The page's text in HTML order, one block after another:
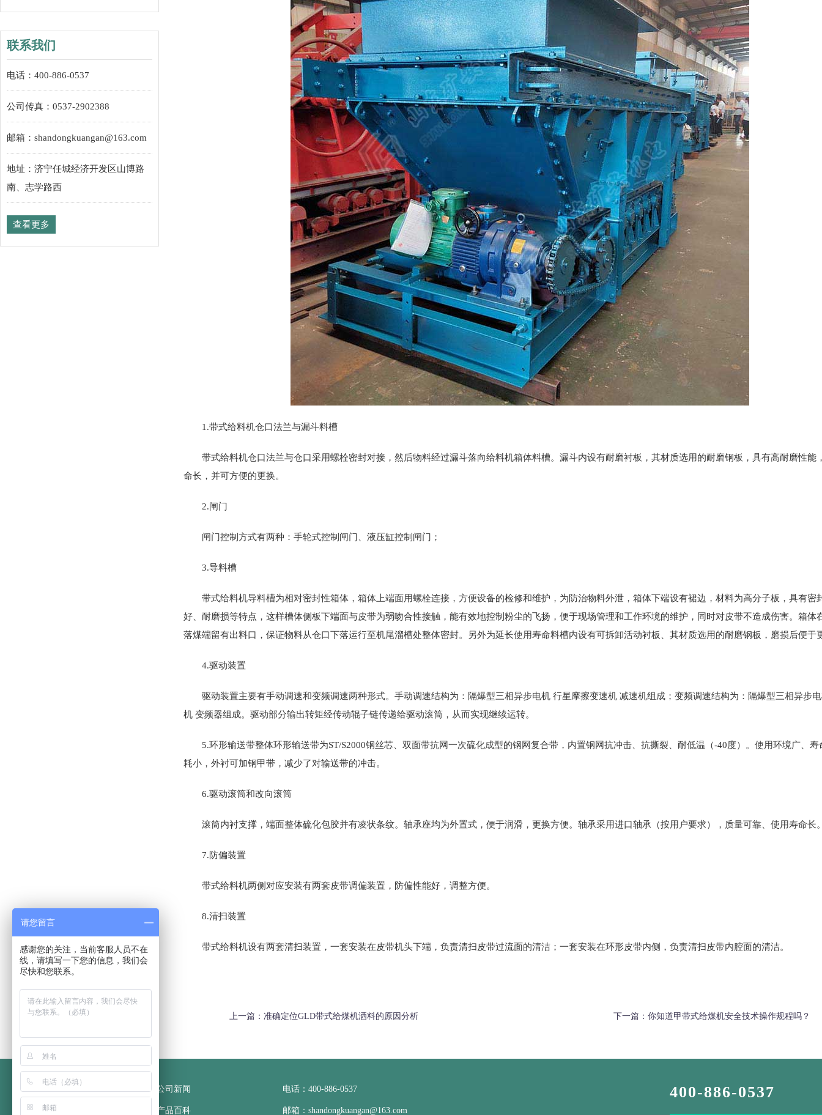
联系我们
电话：400-886-0537
公司传真：0537-2902388
邮箱：shandongkuangan@163.com
地址：济宁任城经济开发区山博路
南、志学路西
查看更多
1.带式给料机仓口法兰与漏斗料槽
带式给料机仓口法兰与仓口采用螺栓密封对接，然后物料经过漏斗落向给料机箱体料槽。漏斗内设有耐磨衬板，其材质选用的耐磨钢板，具有高耐磨性能
命长，并可方便的更换。
2.闸门
闸门控制方式有两种：手轮式控制闸门、液压缸控制闸门；
3.导料槽
带式给料机导料槽为相对密封性箱体，箱体上端面用螺栓连接，方便设备的检修和维护，为防治物料外泄，箱体下端设有裙边，材料为高分子板，具有密
好、耐磨损等特点，这样槽体侧板下端面与皮带为弱吻合性接触，能有效地控制粉尘的飞扬，便于现场管理和工作环境的维护，同时对皮带不造成伤害。箱体
落煤端留有出料口，保证物料从仓口下落运行至机尾溜槽处整体密封。另外为延长使用寿命料槽内设有可拆卸活动衬板、其材质选用的耐磨钢板，磨损后便于
4.驱动装置
驱动装置主要有手动调速和变频调速两种形式。手动调速结构为：隔爆型三相异步电机 行星摩擦变速机 减速机组成；变频调速结构为：隔爆型三相异步
机 变频器组成。驱动部分输出转矩经传动辊子链传递给驱动滚筒，从而实现继续运转。
5.环形输送带整体环形输送带为ST/S2000钢丝芯、双面带抗网一次硫化成型的钢网复合带，内置钢网抗冲击、抗撕裂、耐低温（-40度）。使用环境广、寿
耗小，外衬可加钢甲带，减少了对输送带的冲击。
6.驱动滚筒和改向滚筒
滚筒内衬支撑，端面整体硫化包胶并有凌状条纹。轴承座均为外置式，便于润滑，更换方便。轴承采用进口轴承（按用户要求），质量可靠、使用寿命长
7.防偏装置
带式给料机两侧对应安装有两套皮带调偏装置，防偏性能好，调整方便。
8.清扫装置
带式给料机设有两套清扫装置，一套安装在皮带机头下端，负责清扫皮带过流面的清洁；一套安装在环形皮带内侧，负责清扫皮带内腔面的清洁。
上一篇： 准确定位GLD带式给煤机洒料的原因分析 下一篇： 你知道甲带式给煤机安全技术操作规程吗？
网站首页
公司简介
公司新闻
产品百科
电话：400-886-0537
邮箱：shandongkuangan@163.com
400-886-0537
请您留言
感谢您的关注，当前客服人员不在
线，请填写一下您的信息，我们会
尽快和您联系。